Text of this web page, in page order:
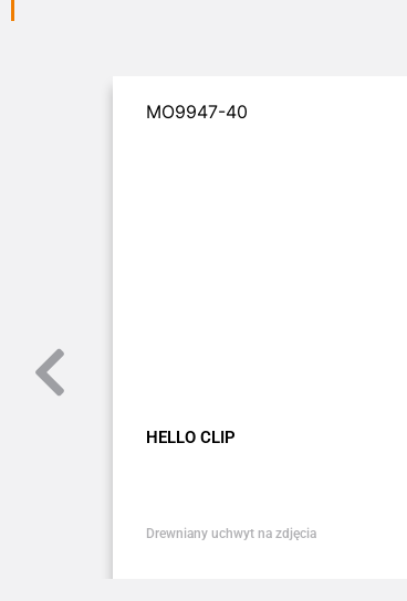
MO9947-40
HELLO CLIP
Drewniany uchwyt na zdjęcia